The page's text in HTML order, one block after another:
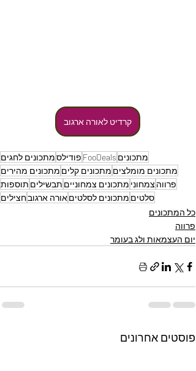
קרדיט לאורה ארגוב
מתכונים FooDeals פודילסמתכונים לחגים
מתכונים מומלצים מתכונים קלים מתכונים מהירים
פרווה צמחוני מתכונים צמחוניים תבשילים תוספות
סלטים מתכונים לסלטיםאורה ארגובחצילים
כל המתכונים
פרווה
יום העצמאות ולג בעומר
פוסטים אחרונים